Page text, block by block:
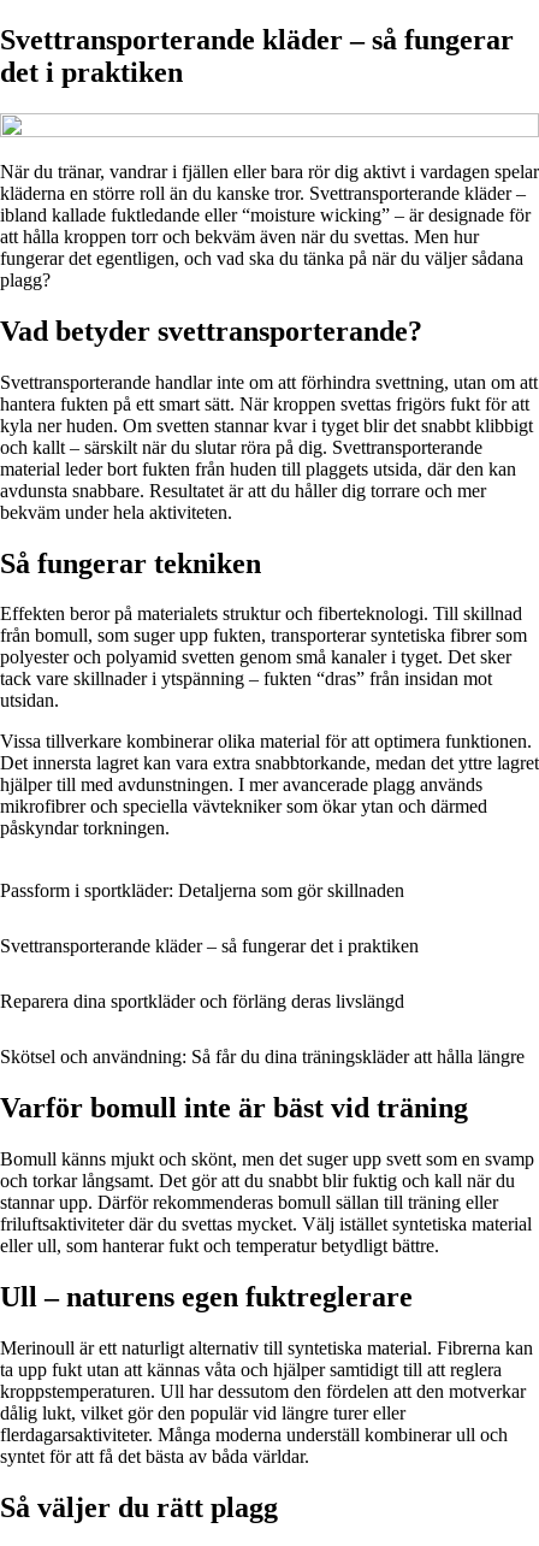
Svettransporterande kläder – så fungerar
det i praktiken
När du tränar, vandrar i fjällen eller bara rör dig aktivt i vardagen spelar
kläderna en större roll än du kanske tror. Svettransporterande kläder –
ibland kallade fuktledande eller “moisture wicking” – är designade för
att hålla kroppen torr och bekväm även när du svettas. Men hur
fungerar det egentligen, och vad ska du tänka på när du väljer sådana
plagg?
Vad betyder svettransporterande?
Svettransporterande handlar inte om att förhindra svettning, utan om att
hantera fukten på ett smart sätt. När kroppen svettas frigörs fukt för att
kyla ner huden. Om svetten stannar kvar i tyget blir det snabbt klibbigt
och kallt – särskilt när du slutar röra på dig. Svettransporterande
material leder bort fukten från huden till plaggets utsida, där den kan
avdunsta snabbare. Resultatet är att du håller dig torrare och mer
bekväm under hela aktiviteten.
Så fungerar tekniken
Effekten beror på materialets struktur och fiberteknologi. Till skillnad
från bomull, som suger upp fukten, transporterar syntetiska fibrer som
polyester och polyamid svetten genom små kanaler i tyget. Det sker
tack vare skillnader i ytspänning – fukten “dras” från insidan mot
utsidan.
Vissa tillverkare kombinerar olika material för att optimera funktionen.
Det innersta lagret kan vara extra snabbtorkande, medan det yttre lagret
hjälper till med avdunstningen. I mer avancerade plagg används
mikrofibrer och speciella vävtekniker som ökar ytan och därmed
påskyndar torkningen.
Passform i sportkläder: Detaljerna som gör skillnaden
Svettransporterande kläder – så fungerar det i praktiken
Reparera dina sportkläder och förläng deras livslängd
Skötsel och användning: Så får du dina träningskläder att hålla längre
Varför bomull inte är bäst vid träning
Bomull känns mjukt och skönt, men det suger upp svett som en svamp
och torkar långsamt. Det gör att du snabbt blir fuktig och kall när du
stannar upp. Därför rekommenderas bomull sällan till träning eller
friluftsaktiviteter där du svettas mycket. Välj istället syntetiska material
eller ull, som hanterar fukt och temperatur betydligt bättre.
Ull – naturens egen fuktreglerare
Merinoull är ett naturligt alternativ till syntetiska material. Fibrerna kan
ta upp fukt utan att kännas våta och hjälper samtidigt till att reglera
kroppstemperaturen. Ull har dessutom den fördelen att den motverkar
dålig lukt, vilket gör den populär vid längre turer eller
flerdagarsaktiviteter. Många moderna underställ kombinerar ull och
syntet för att få det bästa av båda världar.
Så väljer du rätt plagg